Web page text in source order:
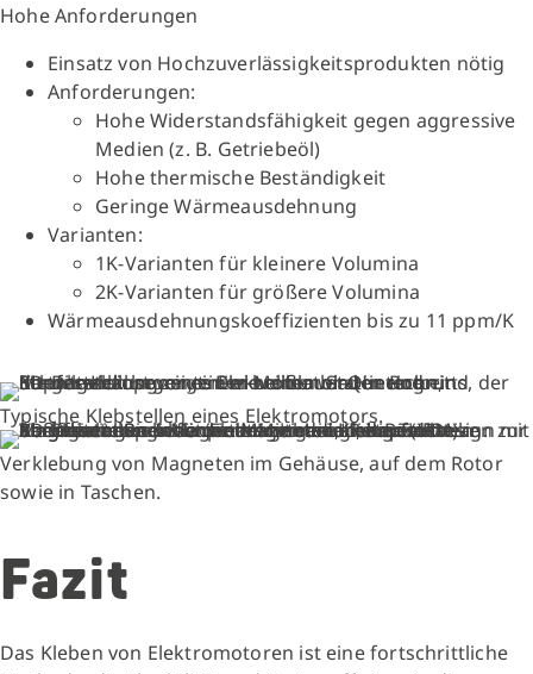
Hohe Anforderungen
Einsatz von Hochzuverlässigkeitsprodukten nötig
Anforderungen:
Hohe Widerstandsfähigkeit gegen aggressive
Medien (z. B. Getriebeöl)
Hohe thermische Beständigkeit
Geringe Wärmeausdehnung
Varianten:
1K-Varianten für kleinere Volumina
2K-Varianten für größere Volumina
Wärmeausdehnungskoeffizienten bis zu 11 ppm/K
Typische Klebstellen eines Elektromotors.
Verklebung von Magneten im Gehäuse, auf dem Rotor
sowie in Taschen.
Fazit
Das Kleben von Elektromotoren ist eine fortschrittliche